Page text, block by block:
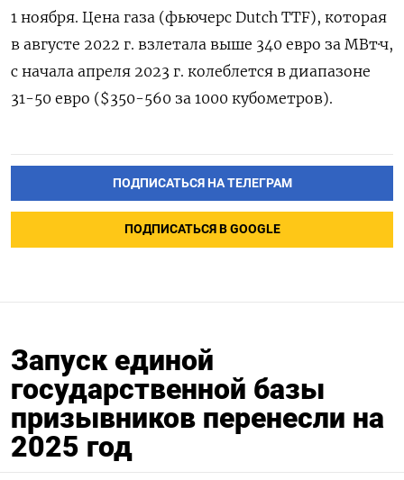
1 ноября. Цена газа (фьючерс Dutch TTF), которая
в августе 2022 г. взлетала выше 340 евро за МВт·ч,
с начала апреля 2023 г. колеблется в диапазоне
31-50 евро ($350-560 за 1000 кубометров).
ПОДПИСАТЬСЯ НА ТЕЛЕГРАМ
ПОДПИСАТЬСЯ В GOOGLE
Запуск единой
государственной базы
призывников перенесли на
2025 год